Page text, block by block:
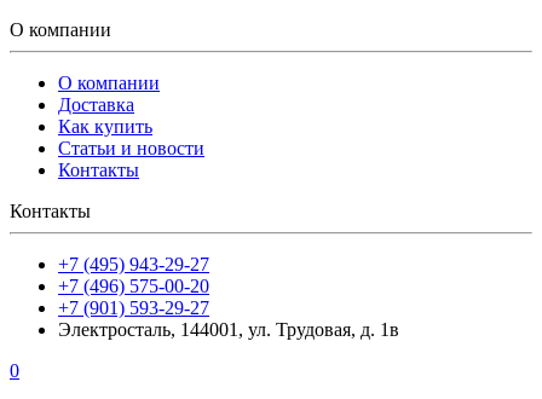
О компании
О компании
Доставка
Как купить
Статьи и новости
Контакты
Контакты
+7 (495) 943-29-27
+7 (496) 575-00-20
+7 (901) 593-29-27
Электросталь, 144001, ул. Трудовая, д. 1в
0